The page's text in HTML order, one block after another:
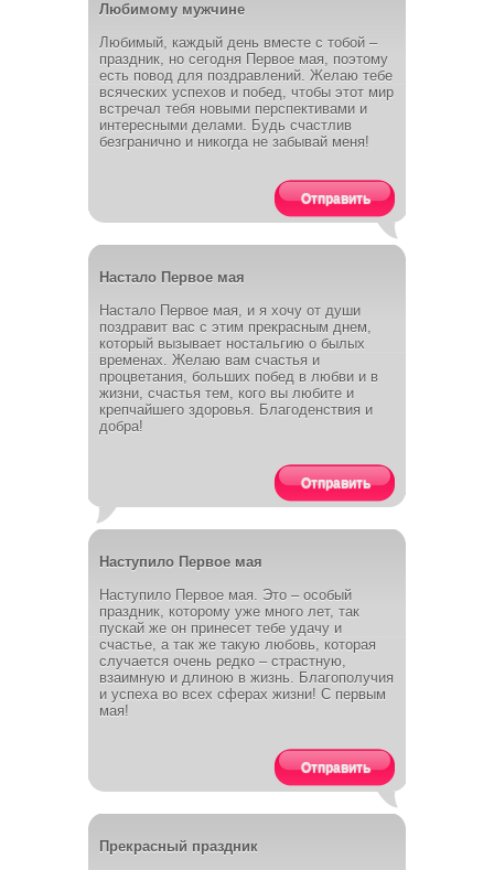
Любимому мужчине
Любимый, каждый день вместе с тобой –
праздник, но сегодня Первое мая, поэтому
есть повод для поздравлений. Желаю тебе
всяческих успехов и побед, чтобы этот мир
встречал тебя новыми перспективами и
интересными делами. Будь счастлив
безгранично и никогда не забывай меня!
Отправить
Настало Первое мая
Настало Первое мая, и я хочу от души
поздравит вас с этим прекрасным днем,
который вызывает ностальгию о былых
временах. Желаю вам счастья и
процветания, больших побед в любви и в
жизни, счастья тем, кого вы любите и
крепчайшего здоровья. Благоденствия и
добра!
Отправить
Наступило Первое мая
Наступило Первое мая. Это – особый
праздник, которому уже много лет, так
пускай же он принесет тебе удачу и
счастье, а так же такую любовь, которая
случается очень редко – страстную,
взаимную и длиною в жизнь. Благополучия
и успеха во всех сферах жизни! С первым
мая!
Отправить
Прекрасный праздник